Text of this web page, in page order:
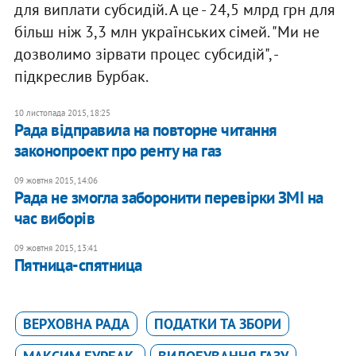
для виплати субсидій. А це - 24,5 млрд грн для
більш ніж 3,3 млн українських сімей. "Ми не
дозволимо зірвати процес субсидій", -
підкреслив Бурбак.
10 листопада 2015, 18:25
Рада відправила на повторне читання
законопроект про ренту на газ
09 жовтня 2015, 14:06
Рада не змогла заборонити перевірки ЗМІ на
час виборів
09 жовтня 2015, 13:41
Пятница-спятница
ВЕРХОВНА РАДА
ПОДАТКИ ТА ЗБОРИ